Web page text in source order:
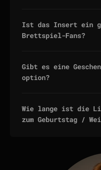
Ist das Insert ein
Brettspiel-Fans?
Gibt es eine
option?
Wie lange ist die
zum Geburtstag /